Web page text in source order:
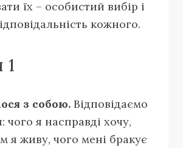
їх – особистий вибір і
кожного.
1
з собою. Відповідаємо
чого я насправді хочу,
я живу, чого мені бракує